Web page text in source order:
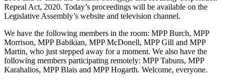
Repeal Act, 2020. Today’s proceedings will be available on the
Legislative Assembly’s website and television channel.
We have the following members in the room: MPP Burch, MPP
Morrison, MPP Babikian, MPP McDonell, MPP Gill and MPP
Martin, who just stepped away for a moment. We also have the
following members participating remotely: MPP Tabuns, MPP
Karahalios, MPP Blais and MPP Hogarth. Welcome, everyone.